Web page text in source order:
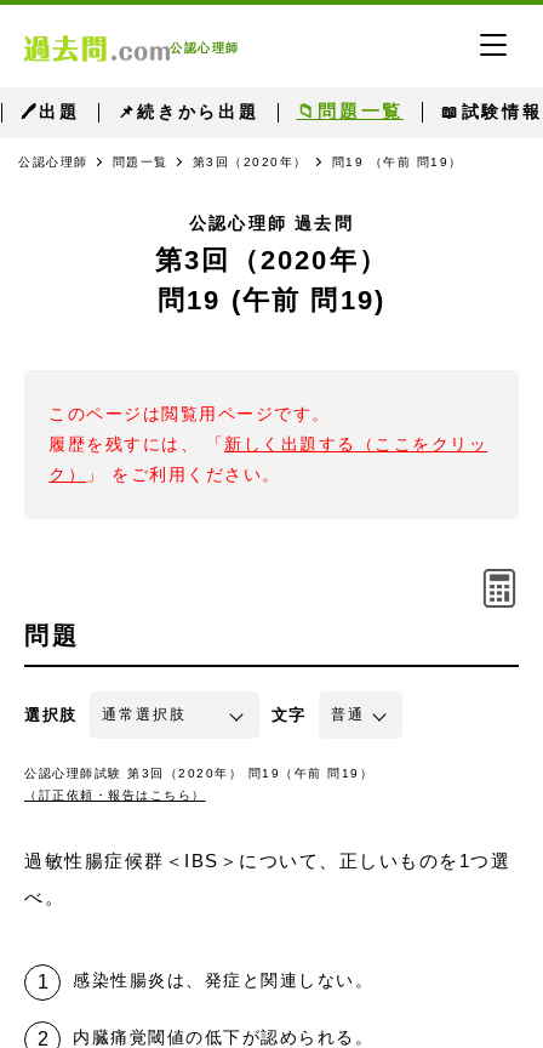
公認心理師
🖊出題 📌続きから出題 📁問題一覧 📖試験情報
公認心理師 問題一覧 第3回（2020年） 問19 （午前 問19）
公認心理師 過去問
第3回（2020年）
問19 (午前 問19)
このページは閲覧用ページです。
履歴を残すには、 「 新しく出題する（ここをクリッ
ク）
」 をご利用ください。
問題
選択肢 文字
公認心理師試験 第3回（2020年） 問19（午前 問19）
（訂正依頼・報告はこちら）
過敏性腸症候群＜IBS＞について、正しいものを1つ選
べ。
感染性腸炎は、発症と関連しない。
内臓痛覚閾値の低下が認められる。